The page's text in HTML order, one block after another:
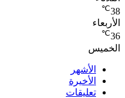
38
℃
الأربعاء
36
℃
الخميس
الأشهر
الأخيرة
تعليقات